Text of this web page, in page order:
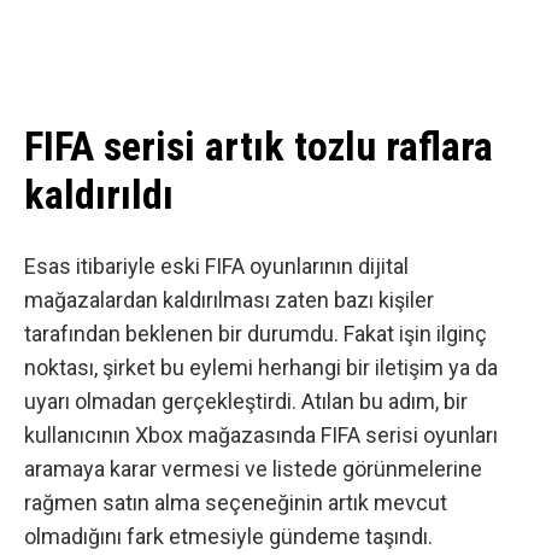
FIFA serisi artık tozlu raflara
kaldırıldı
Esas itibariyle eski FIFA oyunlarının dijital
mağazalardan kaldırılması zaten bazı kişiler
tarafından beklenen bir durumdu. Fakat işin ilginç
noktası, şirket bu eylemi herhangi bir iletişim ya da
uyarı olmadan gerçekleştirdi. Atılan bu adım, bir
kullanıcının Xbox mağazasında FIFA serisi oyunları
aramaya karar vermesi ve listede görünmelerine
rağmen satın alma seçeneğinin artık mevcut
olmadığını fark etmesiyle gündeme taşındı.